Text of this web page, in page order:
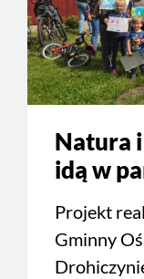
Natura
idą w
Projekt
Gminny